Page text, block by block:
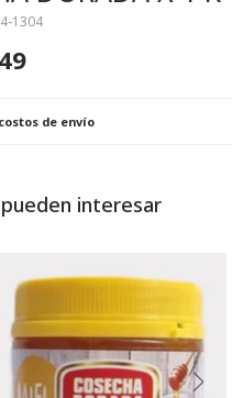
1304
de envío
interesar